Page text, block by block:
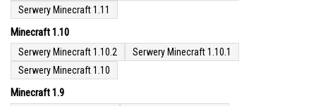
Serwery Minecraft 1.11
Minecraft 1.10
Serwery Minecraft 1.10.2
Serwery Minecraft 1.10.1
Serwery Minecraft 1.10
Minecraft 1.9